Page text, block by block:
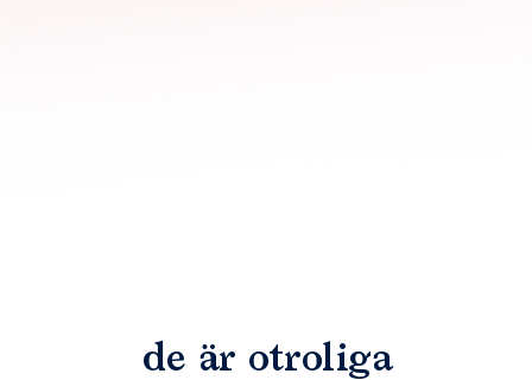
de är otroliga